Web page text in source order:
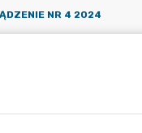
NR 4 2024